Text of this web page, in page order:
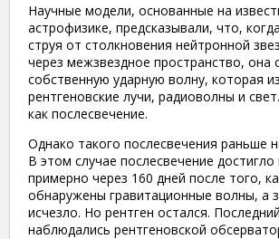
Научные модели, основанные на
астрофизике, предсказывали, что,
струя от столкновения нейтронной
через межзвездное пространство, она
собственную ударную волну, которая
рентгеновские лучи, радиоволны и
как послесвечение.
Однако такого послесвечения раньше
В этом случае послесвечение
примерно через 160 дней после того,
обнаружены гравитационные волны, а
исчезло. Но рентген остался.
наблюдались рентгеновской